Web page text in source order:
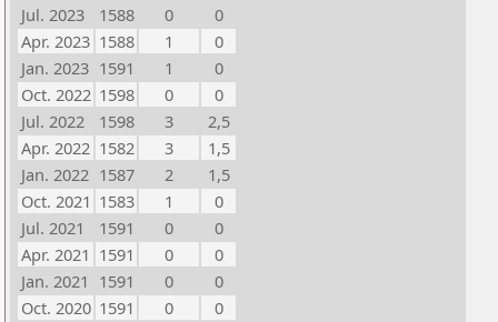
Jul. 2023
1588 0
0
Apr. 2023 1588 1
0
Jan. 2023 1591 1
0
Oct. 2022 1598 0
0
Jul. 2022
1598 3
2,5
Apr. 2022 1582 3
1,5
Jan. 2022 1587 2
1,5
Oct. 2021 1583 1
0
Jul. 2021
1591 0
0
Apr. 2021 1591 0
0
Jan. 2021 1591 0
0
Oct. 2020 1591 0
0